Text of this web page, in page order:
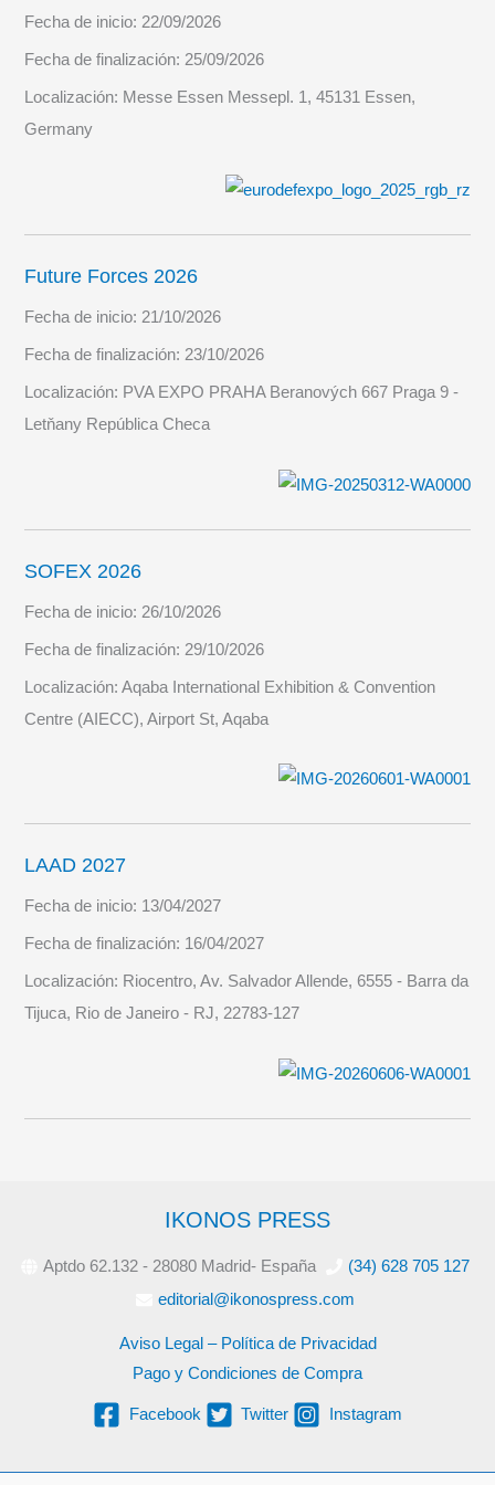
8×8
Fecha de inicio:22/09/2026
Fecha de finalización:25/09/2026
Localización: Messe Essen Messepl. 1, 45131 Essen,
Germany
Future Forces 2026
Fecha de inicio: 21/10/2026
Fecha de finalización: 23/10/2026
Localización: PVA EXPO PRAHA Beranových 667 Praga 9 -
Letňany República Checa
SOFEX 2026
Fecha de inicio: 26/10/2026
Fecha de finalización: 29/10/2026
Localización:Aqaba International Exhibition & Convention
Centre (AIECC), Airport St, Aqaba
LAAD 2027
Fecha de inicio: 13/04/2027
Fecha de finalización: 16/04/2027
Localización: Riocentro, Av. Salvador Allende, 6555 - Barra da
Tijuca, Rio de Janeiro - RJ, 22783-127
IKONOS PRESS
Aptdo 62.132 - 28080 Madrid- España
(34) 628 705 127
editorial@ikonospress.com
Aviso Legal – Política de Privacidad
Pago y Condiciones de Compra
Facebook Twitter Instagram